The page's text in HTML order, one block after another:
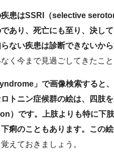
疾患はSSRI（selective
あり、死亡にも至り、決し
ない疾患は診断できないか
く今まで見過ごしてきたこと
」で画像検索すると
トニン症候群の絵は、四肢
）です。上肢よりも特に下
痢のこともあります。この
えておきましょう。